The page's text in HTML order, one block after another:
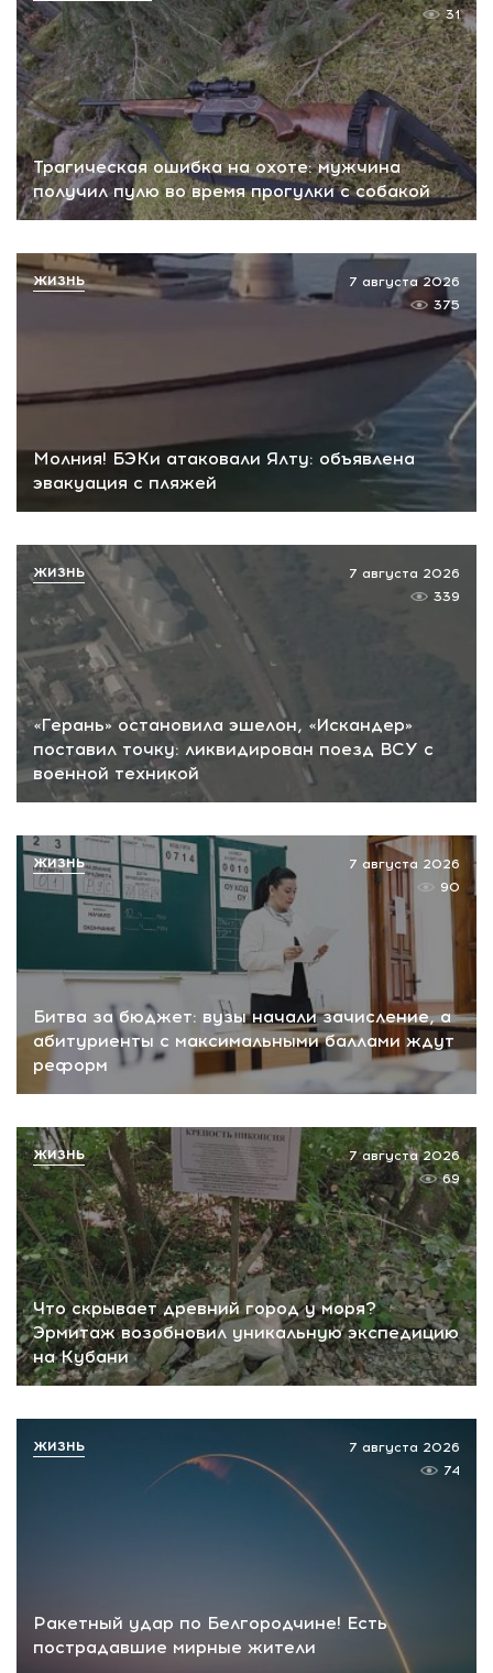
Трагическая ошибка на охоте: мужчина
получил пулю во время прогулки с собакой
31
Молния! БЭКи атаковали Ялту: объявлена
эвакуация с пляжей
7 августа 2026
375
ЖИЗНЬ
«Герань» остановила эшелон, «Искандер»
поставил точку: ликвидирован поезд ВСУ с
военной техникой
7 августа 2026
339
ЖИЗНЬ
Битва за бюджет: вузы начали зачисление, а
абитуриенты с максимальными баллами ждут
реформ
7 августа 2026
90
ЖИЗНЬ
Что скрывает древний город у моря?
Эрмитаж возобновил уникальную экспедицию
на Кубани
7 августа 2026
69
ЖИЗНЬ
Ракетный удар по Белгородчине! Есть
пострадавшие мирные жители
7 августа 2026
74
ЖИЗНЬ